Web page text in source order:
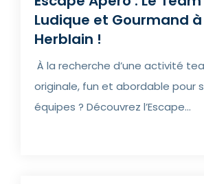
Ludique et Gourmand
Herblain !​
À la recherche d’une activité
originale, fun et abordable pour
équipes ? Découvrez l’Escape...